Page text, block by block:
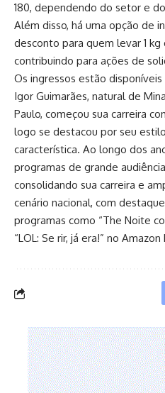
180, dependendo do setor e
Além disso, há uma opção de
desconto para quem levar 1
contribuindo para ações de
Os ingressos estão
Igor Guimarães, natural de
Paulo, começou sua carreira
logo se destacou por seu
característica. Ao longo dos
programas de grande
consolidando sua carreira e
cenário nacional, com
programas como “The Noite
“LOL: Se rir, já era!” no Amazon